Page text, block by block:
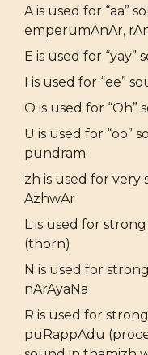
A is used for “aa”
emperumAnAr,
E is used for “yay”
I is used for “ee”
O is used for “Oh”
U is used for “oo”
pundram
zh is used for very
AzhwAr
L is used for
(thorn)
N is used for
nArAyaNa
R is used for
puRappAdu